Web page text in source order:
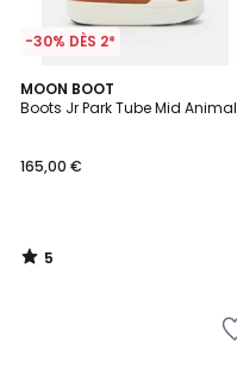
-30% DÈS 2*
MOON BOOT
Boots Jr Park Tube Mid Animal
165,00 €
5
/
5
/